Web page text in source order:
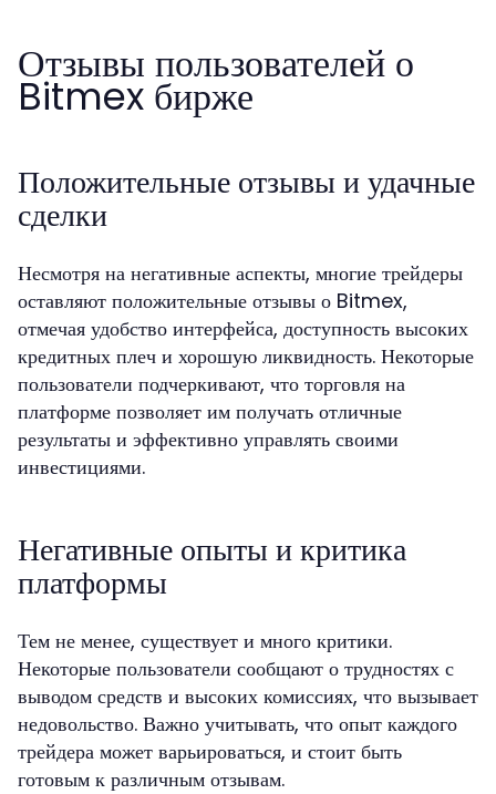
Отзывы пользователей о
Bitmex бирже
Положительные отзывы и удачные
сделки
Несмотря на негативные аспекты, многие трейдеры
оставляют положительные отзывы о Bitmex,
отмечая удобство интерфейса, доступность высоких
кредитных плеч и хорошую ликвидность. Некоторые
пользователи подчеркивают, что торговля на
платформе позволяет им получать отличные
результаты и эффективно управлять своими
инвестициями.
Негативные опыты и критика
платформы
Тем не менее, существует и много критики.
Некоторые пользователи сообщают о трудностях с
выводом средств и высоких комиссиях, что вызывает
недовольство. Важно учитывать, что опыт каждого
трейдера может варьироваться, и стоит быть
готовым к различным отзывам.